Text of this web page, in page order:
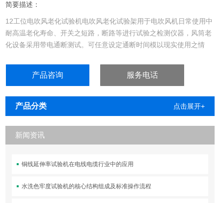
简要描述：
12工位电吹风老化试验机电吹风老化试验架用于电吹风机日常使用中
耐高温老化寿命、开关之短路，断路等进行试验之检测仪器，风筒老
化设备采用带电通断测试。可任意设定通断时间模以现实使用之情
产品咨询 服务电话
产品分类 点击展开+
新闻资讯
铜线延伸率试验机在电线电缆行业中的应用
水洗色牢度试验机的核心结构组成及标准操作流程